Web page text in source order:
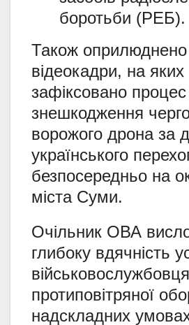
боротьби (РЕБ).
Також оприлюднено
відеокадри, на яких
зафіксовано процес
знешкодження
ворожого дрона за
українського
безпосередньо на
міста Суми.
Очільник ОВА
глибоку вдячність
протиповітряної
надскладних